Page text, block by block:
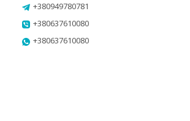
+380949780781
+380637610080
+380637610080